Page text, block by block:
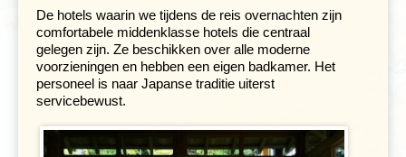
De hotels waarin we tijdens de reis overnachten zijn
comfortabele middenklasse hotels die centraal
gelegen zijn. Ze beschikken over alle moderne
voorzieningen en hebben een eigen badkamer. Het
personeel is naar Japanse traditie uiterst
servicebewust.